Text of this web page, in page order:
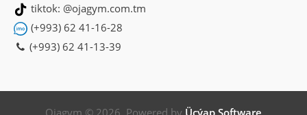
tiktok: @ojagym.com.tm
(+993) 62 41-16-28
(+993) 62 41-13-39
Ojagym © 2026. Powered by Üçýap Software